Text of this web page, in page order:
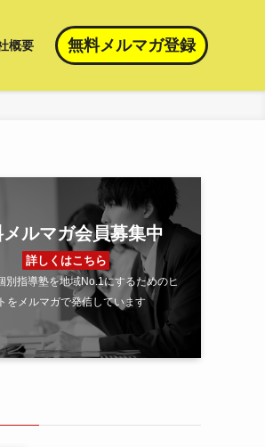
概要 無料メルマガ登録
ルマガ会員募集中
詳しくはこちら
別指導塾を地域No.1にするためのヒ
をメルマガで発信しています